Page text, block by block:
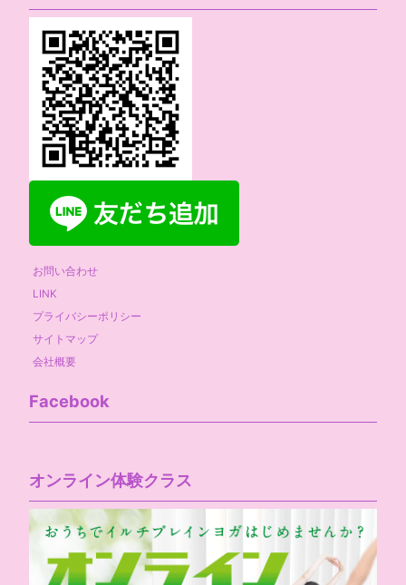
お問い合わせ
LINK
プライバシーポリシー
サイトマップ
会社概要
Facebook
オンライン体験クラス